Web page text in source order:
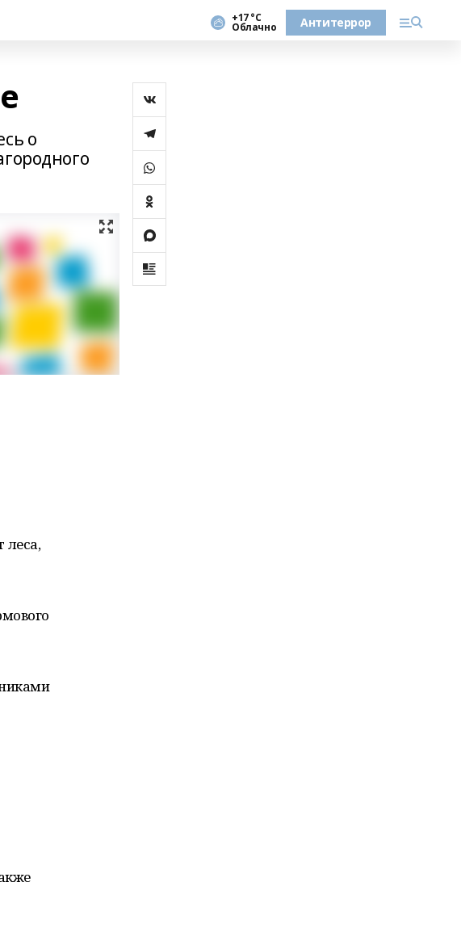
+17 °С
Облачно Антитеррор
о
леса,